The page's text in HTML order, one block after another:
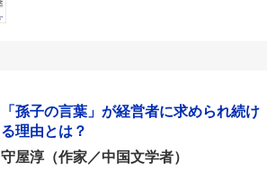
「孫子の言葉」が経営者に求められ続け
る理由とは？
守屋淳（作家／中国文学者）